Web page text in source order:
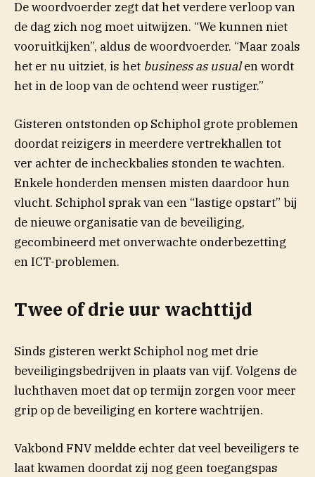
De woordvoerder zegt dat het verdere verloop van
de dag zich nog moet uitwijzen. “We kunnen niet
vooruitkijken”, aldus de woordvoerder. “Maar zoals
het er nu uitziet, is het business as usualen wordt
het in de loop van de ochtend weer rustiger.”
Gisteren ontstonden op Schiphol grote problemen
doordat reizigers in meerdere vertrekhallen tot
ver achter de incheckbalies stonden te wachten.
Enkele honderden mensen misten daardoor hun
vlucht. Schiphol sprak van een “lastige opstart” bij
de nieuwe organisatie van de beveiliging,
gecombineerd met onverwachte onderbezetting
en ICT-problemen.
Twee of drie uur wachttijd
Sinds gisteren werkt Schiphol nog met drie
beveiligingsbedrijven in plaats van vijf. Volgens de
luchthaven moet dat op termijn zorgen voor meer
grip op de beveiliging en kortere wachtrijen.
Vakbond FNV meldde echter dat veel beveiligers te
laat kwamen doordat zij nog geen toegangspas